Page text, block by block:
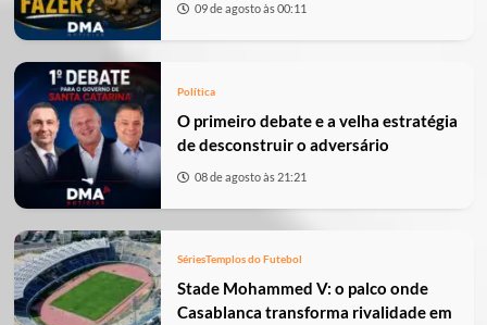
09 de agosto às 00:11
Política
O primeiro debate e a velha estratégia
de desconstruir o adversário
08 de agosto às 21:21
SériesTemplos do Futebol
Stade Mohammed V: o palco onde
Casablanca transforma rivalidade em